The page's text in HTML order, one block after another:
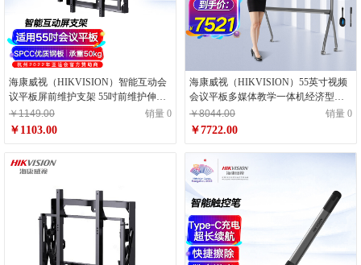
海康威视（HIKVISION）智能互动会
议平板屏前维护支架 55吋前维护伸缩
支架DS-D5ABKF1D-55
￥1149.00 销量 0
￥1103.00
海康威视（HIKVISION）55英寸视频
会议平板多媒体教学一体机经济型套
装可触控电子黑板白板显示屏多功能
培训
￥8044.00 销量 0
￥7722.00